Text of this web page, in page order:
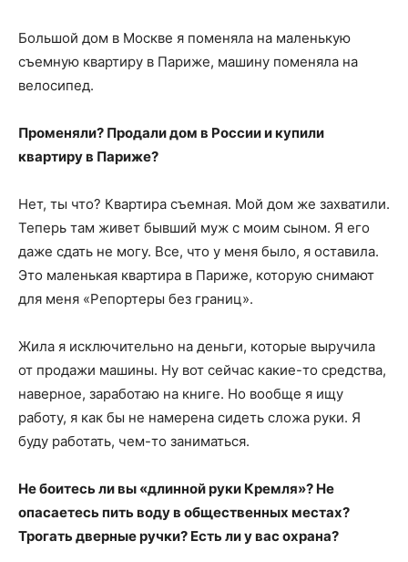
Большой дом в Москве я поменяла на маленькую
съемную квартиру в Париже, машину поменяла на
велосипед.
Променяли? Продали дом в России и купили
квартиру в Париже?
Нет, ты что? Квартира съемная. Мой дом же захватили.
Теперь там живет бывший муж с моим сыном. Я его
даже сдать не могу. Все, что у меня было, я оставила.
Это маленькая квартира в Париже, которую снимают
для меня «Репортеры без границ».
Жила я исключительно на деньги, которые выручила
от продажи машины. Ну вот сейчас какие-то средства,
наверное, заработаю на книге. Но вообще я ищу
работу, я как бы не намерена сидеть сложа руки. Я
буду работать, чем-то заниматься.
Не боитесь ли вы «длинной руки Кремля»? Не
опасаетесь пить воду в общественных местах?
Трогать дверные ручки? Есть ли у вас охрана?